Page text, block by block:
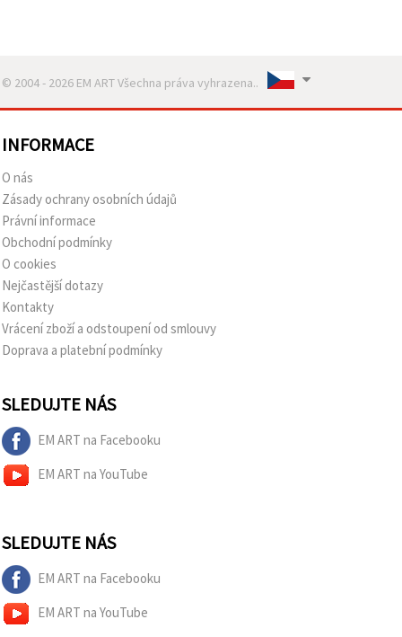
© 2004 - 2026 EM ART Všechna práva vyhrazena..
INFORMACE
O nás
Zásady ochrany osobních údajů
Právní informace
Obchodní podmínky
O cookies
Nejčastější dotazy
Kontakty
Vrácení zboží a odstoupení od smlouvy
Doprava a platební podmínky
SLEDUJTE NÁS
EM ART na Facebooku
EM ART na YouTube
SLEDUJTE NÁS
EM ART na Facebooku
EM ART na YouTube